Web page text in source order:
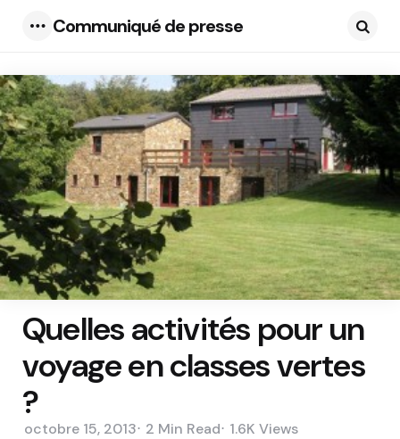
Communiqué de presse
Quelles activités pour un
voyage en classes vertes
?
octobre 15, 2013 2 Min Read 1.6K Views